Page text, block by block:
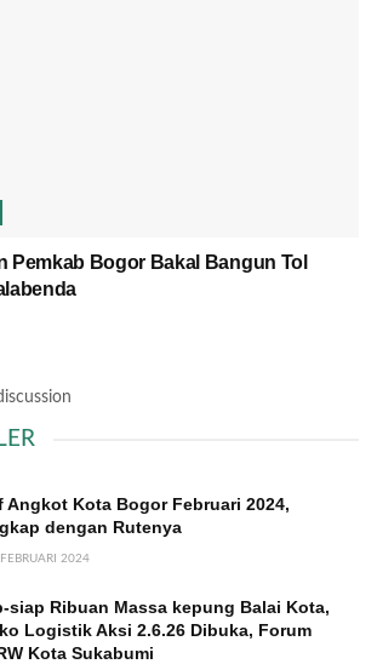
Pemkab Bogor Bakal Bangun Tol
Angkot Kota Bogor Februari 2024,
dengan Rutenya
2024
siap Ribuan Massa kepung Balai Kota,
Logistik Aksi 2.6.26 Dibuka, Forum
Kota Sukabumi